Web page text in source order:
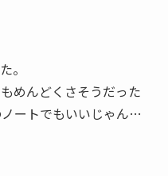
。
めんどくさそうだった
ートでもいいじゃん…